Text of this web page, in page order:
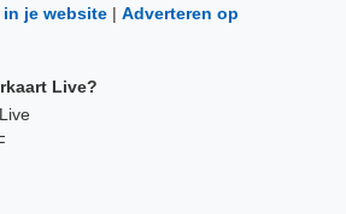
in je website | Adverteren op
Live?